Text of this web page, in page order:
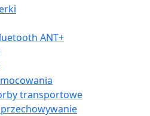
ANT+
transportowe